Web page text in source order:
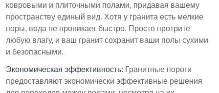
ковровыми и плиточными полами, придавая вашему
пространству единый вид. Хотя у гранита есть мелкие
поры, вода не проникает быстро. Просто протрите
любую влагу, и ваш гранит сохранит ваши полы сухими
и безопасными.
Экономическая эффективность: Гранитные пороги
предоставляют экономически эффективные решения